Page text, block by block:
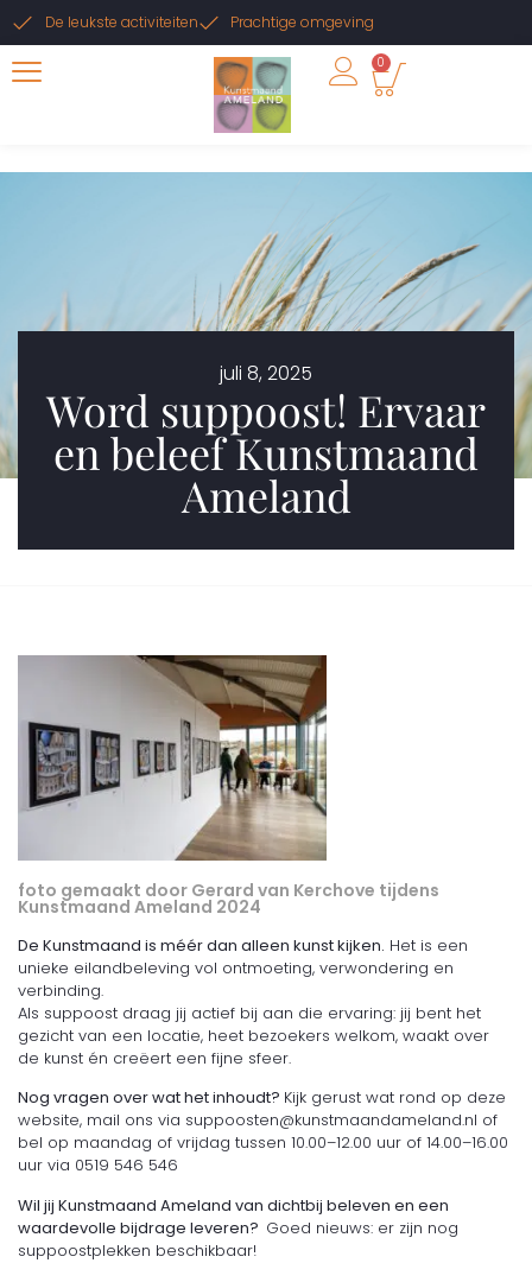
De leukste activiteiten Prachtige omgeving
0
juli 8, 2025
Word suppoost! Ervaar
en beleef Kunstmaand
Ameland
foto gemaakt door Gerard van Kerchove tijdens
Kunstmaand Ameland 2024
De Kunstmaand is méér dan alleen kunst kijken. Het is een
unieke eilandbeleving vol ontmoeting, verwondering en
verbinding.
Als suppoost draag jij actief bij aan die ervaring: jij bent het
gezicht van een locatie, heet bezoekers welkom, waakt over
de kunst én creëert een fijne sfeer.
Nog vragen over wat het inhoudt? Kijk gerust wat rond op deze
website, mail ons via suppoosten@kunstmaandameland.nl of
bel op maandag of vrijdag tussen 10.00–12.00 uur of 14.00–16.00
uur via 0519 546 546
Wil jij Kunstmaand Ameland van dichtbij beleven en een
waardevolle bijdrage leveren? Goed nieuws: er zijn nog
suppoostplekken beschikbaar!